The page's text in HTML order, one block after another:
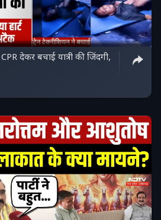
देकर बचाई यात्री की जिंदगी,